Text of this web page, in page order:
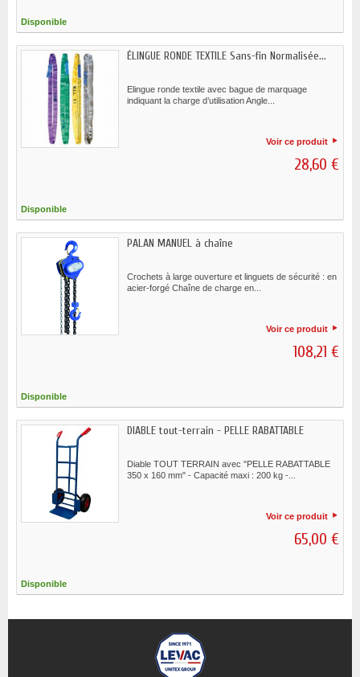
Disponible
ÉLINGUE RONDE TEXTILE Sans-fin Normalisée...
Elingue ronde textile avec bague de marquage
indiquant la charge d’utilisation Angle...
Voir ce produit
28,60 €
Disponible
PALAN MANUEL à chaîne
Crochets à large ouverture et linguets de sécurité : en
acier-forgé Chaîne de charge en...
Voir ce produit
108,21 €
Disponible
DIABLE tout-terrain - PELLE RABATTABLE
Diable TOUT TERRAIN avec "PELLE RABATTABLE
350 x 160 mm" - Capacité maxi : 200 kg -...
Voir ce produit
65,00 €
Disponible